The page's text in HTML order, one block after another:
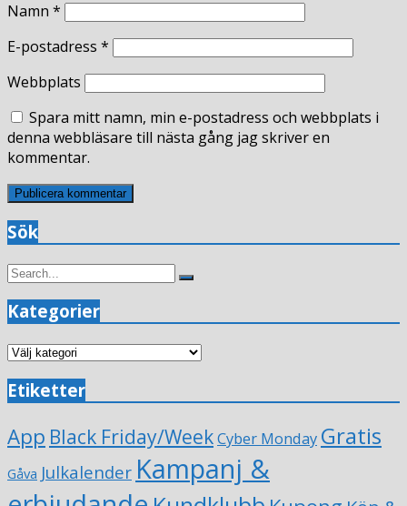
Namn *
E-postadress *
Webbplats
Spara mitt namn, min e-postadress och webbplats i
denna webbläsare till nästa gång jag skriver en
kommentar.
Sök
Search
Search
Kategorier
Kategorier
Etiketter
App Black Friday/WeekCyber Monday Gratis
Gåva Julkalender Kampanj &